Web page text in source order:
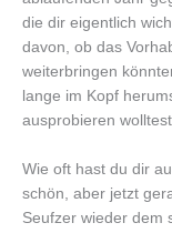
die dir eigentlich
davon, ob das
weiterbringen
lange im Kopf
ausprobieren
Wie oft hast du dir
schön, aber jetzt
Seufzer wieder dem